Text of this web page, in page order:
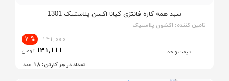
سبد همه کاره فانتزی کیانا اکسن پلاستیک 1301
تامین کننده: اکسُون پلاستیک
قیمت واحد
141,000
% 7
131,111 تومان
تعداد در هر کارتن: 18 عدد